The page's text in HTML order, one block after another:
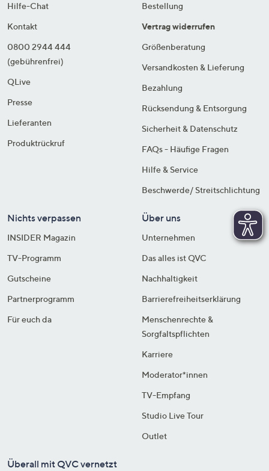
Hilfe-Chat
Kontakt
0800 2944 444
(gebührenfrei)
QLive
Presse
Lieferanten
Produktrückruf
Bestellung
Vertrag widerrufen
Größenberatung
Versandkosten & Lieferung
Bezahlung
Rücksendung & Entsorgung
Sicherheit & Datenschutz
FAQs - Häufige Fragen
Hilfe & Service
Beschwerde/ Streitschlichtung
Nichts verpassen
INSIDER Magazin
TV-Programm
Gutscheine
Partnerprogramm
Für euch da
Über uns
Unternehmen
Das alles ist QVC
Nachhaltigkeit
Barrierefreiheitserklärung
Menschenrechte &
Sorgfaltspflichten
Karriere
Moderator*innen
TV-Empfang
Studio Live Tour
Outlet
Überall mit QVC vernetzt